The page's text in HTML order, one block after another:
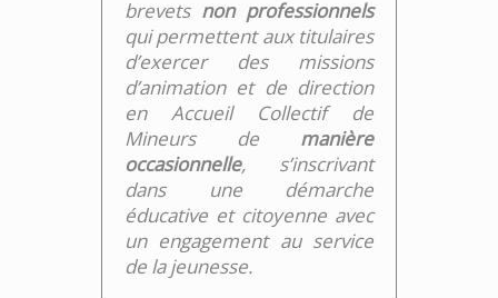
brevets non professionnels
qui permettent aux titulaires
d’exercer des missions
d’animation et de direction
en Accueil Collectif de
Mineurs de manière
occasionnelle, s’inscrivant
dans une démarche
éducative et citoyenne avec
un engagement au service
de la jeunesse.